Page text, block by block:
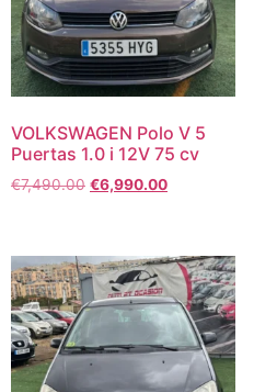
VOLKSWAGEN Polo V 5
Puertas 1.0 i 12V 75 cv
€7,490.00 €6,990.00